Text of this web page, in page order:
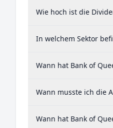
Wie hoch ist die
In welchem Sektor
Wann hat Bank of
Wann musste ich die
Wann hat Bank of